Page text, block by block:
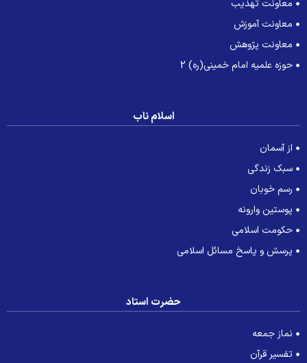
معاونت تهذیب
معاونت آموزش
معاونت پژوهش
حوزه علمیه امام خمینی(ره) 2
اسلام ناب
از آسمان
سبک زندگی
رسم خوبان
پوستین وارونه
حکومت اسلامی
پرسش و پاسخ مسائل اسلامی
حضرت استاد
نماز جمعه
تفسیر قرآن